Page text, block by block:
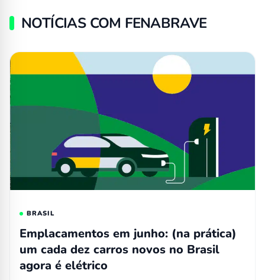
NOTÍCIAS COM FENABRAVE
BRASIL
Emplacamentos em junho: (na prática)
um cada dez carros novos no Brasil
agora é elétrico